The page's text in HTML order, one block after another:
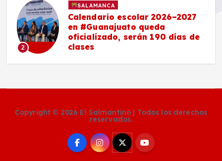
2
SALAMANCA
Calendario escolar 2026–2027
en #Guanajuato queda
oficializado, serán 190 días de
clases
Copyright © 2026 El Salmantino | Todos los derechos
reservados.